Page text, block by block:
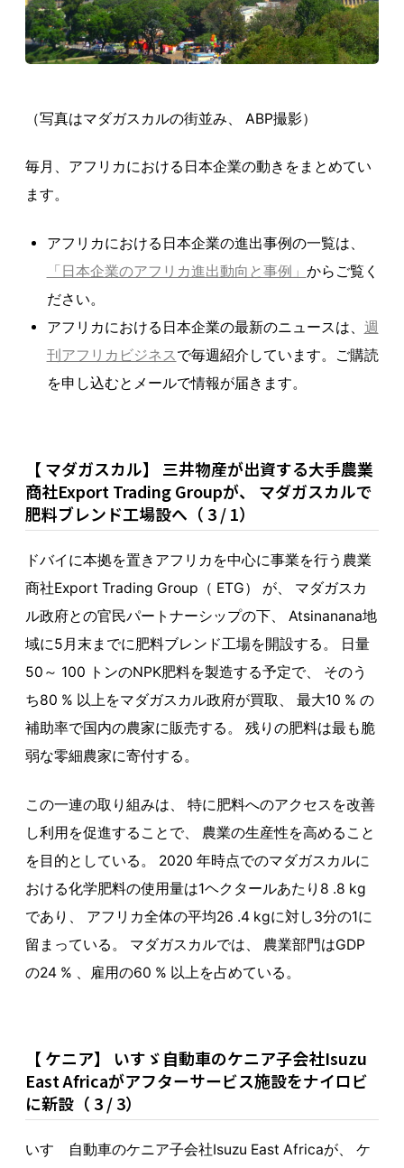
（写真はマダガスカルの街並み、 ABP撮影）
毎月、アフリカにおける日本企業の動きをまとめてい
ます。
アフリカにおける日本企業の進出事例の一覧は、
「日本企業のアフリカ進出動向と事例」 からご覧く
ださい。
アフリカにおける日本企業の最新のニュースは、 週
刊アフリカビジネス で毎週紹介しています。ご購読
を申し込むとメールで情報が届きます。
【 マダガスカル】 三井物産が出資する大手農業
商社Export Trading Groupが、 マダガスカルで
肥料ブレンド工場設へ（ 3 / 1）
ドバイに本拠を置きアフリカを中心に事業を行う農業
商社Export Trading Group（ ETG） が、 マダガスカ
ル政府との官民パートナーシップの下、 Atsinanana地
域に5月末までに肥料ブレンド工場を開設する。 日量
50～ 100 トンのNPK肥料を製造する予定で、 そのう
ち80 % 以上をマダガスカル政府が買取、 最大10 % の
補助率で国内の農家に販売する。 残りの肥料は最も脆
弱な零細農家に寄付する。
この一連の取り組みは、 特に肥料へのアクセスを改善
し利用を促進することで、 農業の生産性を高めること
を目的としている。 2020 年時点でのマダガスカルに
おける化学肥料の使用量は1ヘクタールあたり8 .8 kg
であり、 アフリカ全体の平均26 .4 kgに対し3分の1に
留まっている。 マダガスカルでは、 農業部門はGDP
の24 % 、雇用の60 % 以上を占めている。
【 ケニア】 いすゞ自動車のケニア子会社Isuzu
East Africaがアフターサービス施設をナイロビ
に新設（ 3 / 3）
いすゞ自動車のケニア子会社Isuzu East Africaが、 ケ